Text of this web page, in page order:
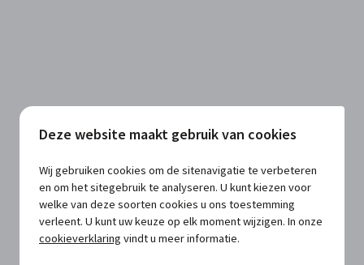
Deze website maakt gebruik van cookies
Wij gebruiken cookies om de sitenavigatie te verbeteren
en om het sitegebruik te analyseren. U kunt kiezen voor
welke van deze soorten cookies u ons toestemming
verleent. U kunt uw keuze op elk moment wijzigen. In onze
cookieverklaring vindt u meer informatie.
Deel deze update via LinkedIn
Deel deze update via Facebook
Deel deze update via Twitter
Kopieer de permalink van deze update
Deel deze update via e-mail